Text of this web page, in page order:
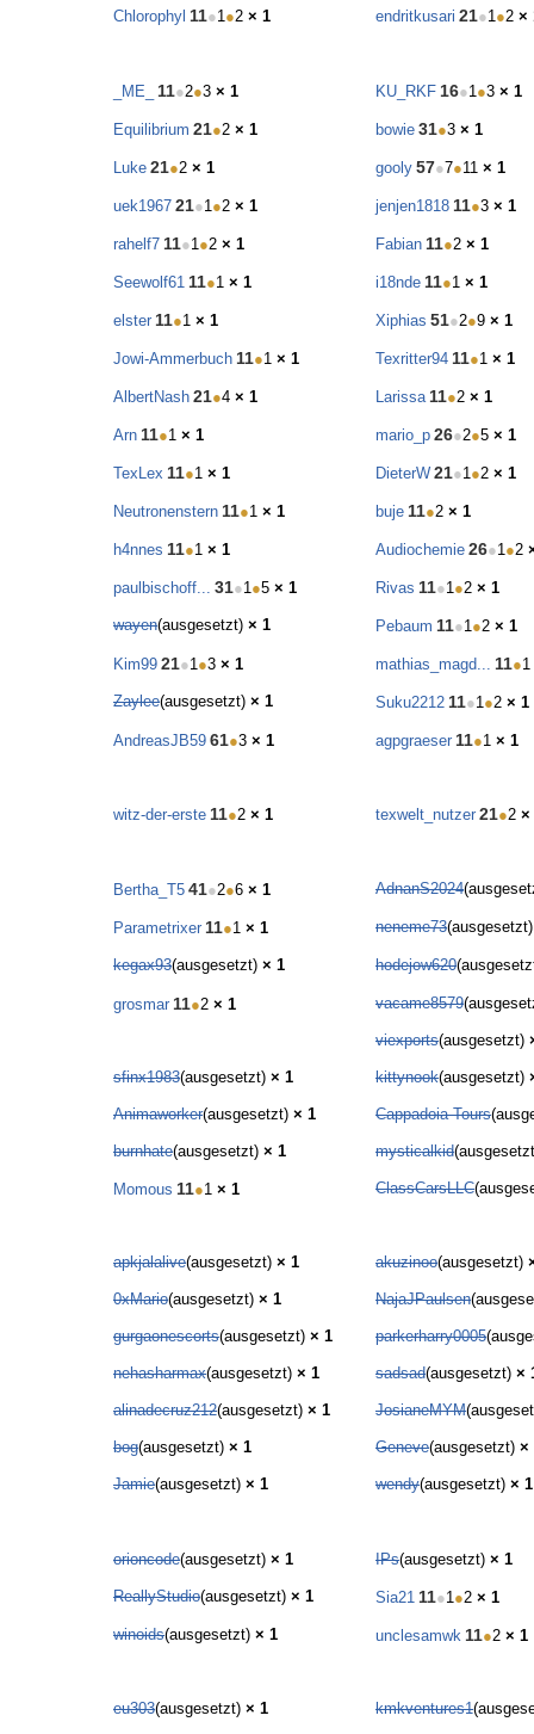
Chlorophyl 11●1●2 × 1 endritkusari 21●1●2 ×
_ME_ 11●2●3 × 1 KU_RKF 16●1●3 × 1
Equilibrium 21●2 × 1 bowie 31●3 × 1
Luke 21●2 × 1 gooly 57●7●11 × 1
uek1967 21●1●2 × 1 jenjen1818 11●3 × 1
rahelf7 11●1●2 × 1 Fabian 11●2 × 1
Seewolf61 11●1 × 1 i18nde 11●1 × 1
elster 11●1 × 1 Xiphias 51●2●9 × 1
Jowi-Ammerbuch 11●1 × 1 Texritter94 11●1 × 1
AlbertNash 21●4 × 1 Larissa 11●2 × 1
Arn 11●1 × 1 mario_p 26●2●5 × 1
TexLex 11●1 × 1 DieterW 21●1●2 × 1
Neutronenstern 11●1 × 1 buje 11●2 × 1
h4nnes 11●1 × 1 Audiochemie 26●1●2
paulbischoff... 31●1●5 × 1 Rivas 11●1●2 × 1
wayen(ausgesetzt) × 1 Pebaum 11●1●2 × 1
Kim99 21●1●3 × 1 mathias_magd... 11●1
Zaylee(ausgesetzt) × 1 Suku2212 11●1●2 × 1
AndreasJB59 61●3 × 1 agpgraeser 11●1 × 1
witz-der-erste 11●2 × 1 texwelt_nutzer 21●2 ×
Bertha_T5 41●2●6 × 1 AdnanS2024
Parametrixer 11●1 × 1 neneme73
kegax93(ausgesetzt) × 1 hodejow620
grosmar 11●2 × 1 vacame8579
viexports(ausgesetzt)
sfinx1983(ausgesetzt) × 1 kittynook(ausgesetzt)
Animaworker(ausgesetzt) × 1 Cappadoia Tours
burnhate(ausgesetzt) × 1 mysticalkid
Momous 11●1 × 1 ClassCarsLLC
apkjalalive(ausgesetzt) × 1 akuzinoo(ausgesetzt)
0xMario(ausgesetzt) × 1 NajaJPaulsen
gurgaonescorts(ausgesetzt) × 1 parkerharry0005
nehasharmax(ausgesetzt) × 1 sadsad(ausgesetzt) ×
alinadecruz212(ausgesetzt) × 1 JosianeMYM
bog(ausgesetzt) × 1 Geneve(ausgesetzt) ×
Jamie(ausgesetzt) × 1 wendy(ausgesetzt) × 1
orioncode(ausgesetzt) × 1 IPs(ausgesetzt) × 1
ReallyStudio(ausgesetzt) × 1 Sia21 11●1●2 × 1
winoids(ausgesetzt) × 1 unclesamwk 11●2 × 1
eu303(ausgesetzt) × 1 kmkventures1